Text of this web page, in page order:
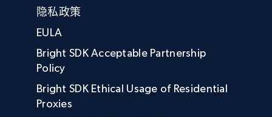
隐私政策
EULA
Bright SDK Acceptable Partnership
Policy
Bright SDK Ethical Usage of Residential
Proxies